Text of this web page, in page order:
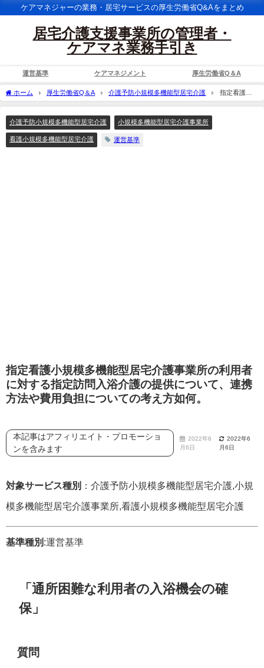
ケアマネジャーの業務・居宅サービスの厚生労働省Q&Aをまとめ
居宅介護支援事業所の管理者・
ケアマネ業務手引き
運営基準 ケアマネジメント 厚生労働省Q＆A
ホーム 厚生労働省Q＆A 介護予防小規模多機能型居宅介護
指定看護小
規模多機能型居宅介護事業所の利用者に対する指定訪問入浴介護の提供について、連
介護予防小規模多機能型居宅介護
小規模多機能型居宅介護事業所
看護小規模多機能型居宅介護 運営基準
指定看護小規模多機能型居宅介護事業所の利用者
に対する指定訪問入浴介護の提供について、連携
方法や費用負担についての考え方如何。
本記事はアフィリエイト・プロモーショ
ンを含みます
2022年6
月6日
2022年6
月6日
対象サービス種別 ：介護予防小規模多機能型居宅介護,小規
模多機能型居宅介護事業所,看護小規模多機能型居宅介護
基準種別 :運営基準
「通所困難な利用者の入浴機会の確
保」
質問